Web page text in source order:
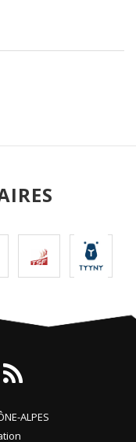
ALPES